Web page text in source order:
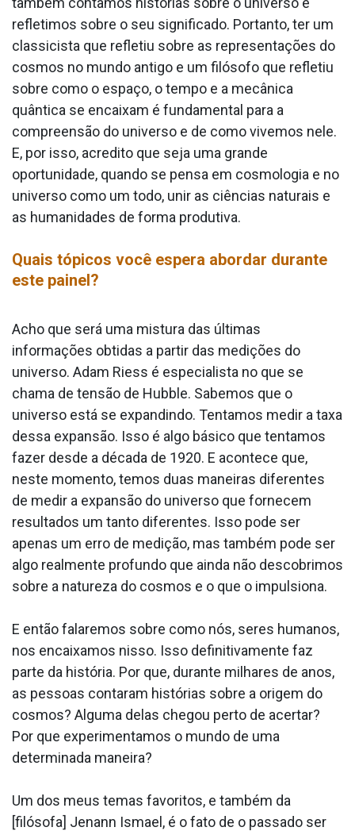
refletimos sobre o seu significado. Portanto, ter um
classicista que refletiu sobre as representações do
cosmos no mundo antigo e um filósofo que refletiu
sobre como o espaço, o tempo e a mecânica
quântica se encaixam é fundamental para a
compreensão do universo e de como vivemos nele.
E, por isso, acredito que seja uma grande
oportunidade, quando se pensa em cosmologia e no
universo como um todo, unir as ciências naturais e
as humanidades de forma produtiva.
Quais tópicos você espera abordar durante
este painel?
Acho que será uma mistura das últimas
informações obtidas a partir das medições do
universo. Adam Riess é especialista no que se
chama de tensão de Hubble. Sabemos que o
universo está se expandindo. Tentamos medir a taxa
dessa expansão. Isso é algo básico que tentamos
fazer desde a década de 1920. E acontece que,
neste momento, temos duas maneiras diferentes
de medir a expansão do universo que fornecem
resultados um tanto diferentes. Isso pode ser
apenas um erro de medição, mas também pode ser
algo realmente profundo que ainda não descobrimos
sobre a natureza do cosmos e o que o impulsiona.
E então falaremos sobre como nós, seres humanos,
nos encaixamos nisso. Isso definitivamente faz
parte da história. Por que, durante milhares de anos,
as pessoas contaram histórias sobre a origem do
cosmos? Alguma delas chegou perto de acertar?
Por que experimentamos o mundo de uma
determinada maneira?
Um dos meus temas favoritos, e também da
[filósofa] Jenann Ismael, é o fato de o passado ser